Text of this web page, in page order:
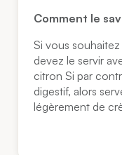
Comment le
Si vous
devez le servir
citron Si par
digestif, alors
légèrement de